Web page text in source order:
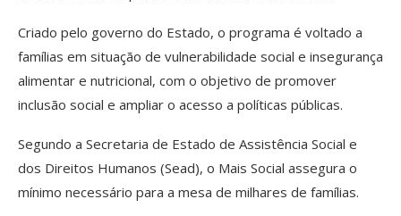
Criado pelo governo do Estado, o programa é voltado a
famílias em situação de vulnerabilidade social e insegurança
alimentar e nutricional, com o objetivo de promover
inclusão social e ampliar o acesso a políticas públicas.
Segundo a Secretaria de Estado de Assistência Social e
dos Direitos Humanos (Sead), o Mais Social assegura o
mínimo necessário para a mesa de milhares de famílias.